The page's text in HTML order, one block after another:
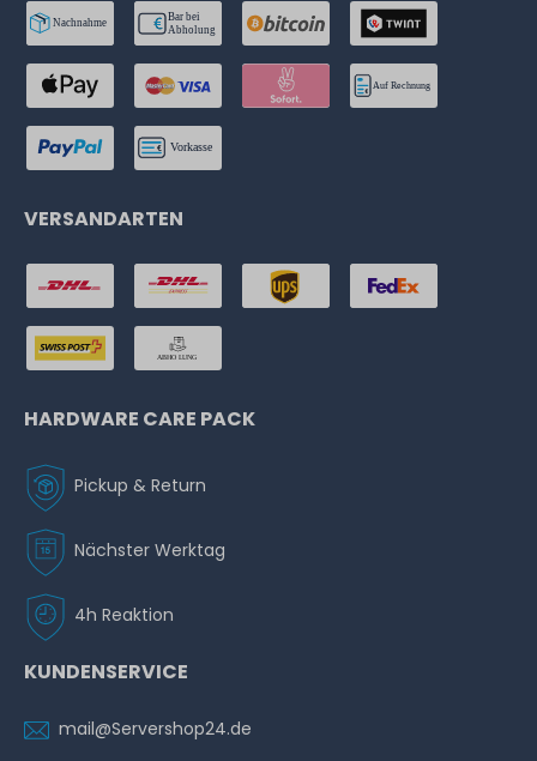
VERSANDARTEN
HARDWARE CARE PACK
Pickup & Return
Nächster Werktag
4h Reaktion
KUNDENSERVICE
mail@Servershop24.de